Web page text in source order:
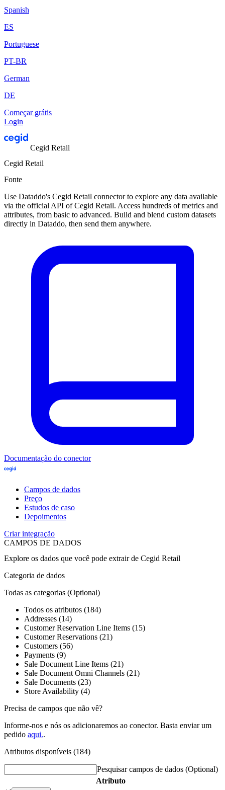
Spanish
ES
Portuguese
PT-BR
German
DE
Começar grátis
Login
Cegid Retail
Cegid Retail
Fonte
Use Dataddo's Cegid Retail connector to explore any data available
via the official API of Cegid Retail. Access hundreds of metrics and
attributes, from basic to advanced. Build and blend custom datasets
directly in Dataddo, then send them anywhere.
Documentação do conector
Campos de dados
Preço
Estudos de caso
Depoimentos
Criar integração
CAMPOS DE DADOS
Explore os dados que você pode extrair de Cegid Retail
Categoria de dados
Todas as categorias (Optional)
Todos os atributos (184)
Addresses (14)
Customer Reservation Line Items (15)
Customer Reservations (21)
Customers (56)
Payments (9)
Sale Document Line Items (21)
Sale Document Omni Channels (21)
Sale Documents (23)
Store Availability (4)
Precisa de campos que não vê?
Informe-nos e nós os adicionaremos ao conector. Basta enviar um
pedido aqui..
Atributos disponíveis (184)
Pesquisar campos de dados (Optional)
Atributo